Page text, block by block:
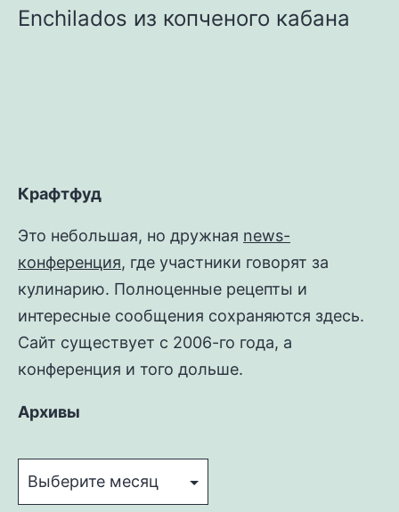
Enchilados из копченого кабана
Крафтфуд
Это небольшая, но дружная news-
конференция, где участники говорят за
кулинарию. Полноценные рецепты и
интересные сообщения сохраняются здесь.
Сайт существует с 2006-го года, а
конференция и того дольше.
Архивы